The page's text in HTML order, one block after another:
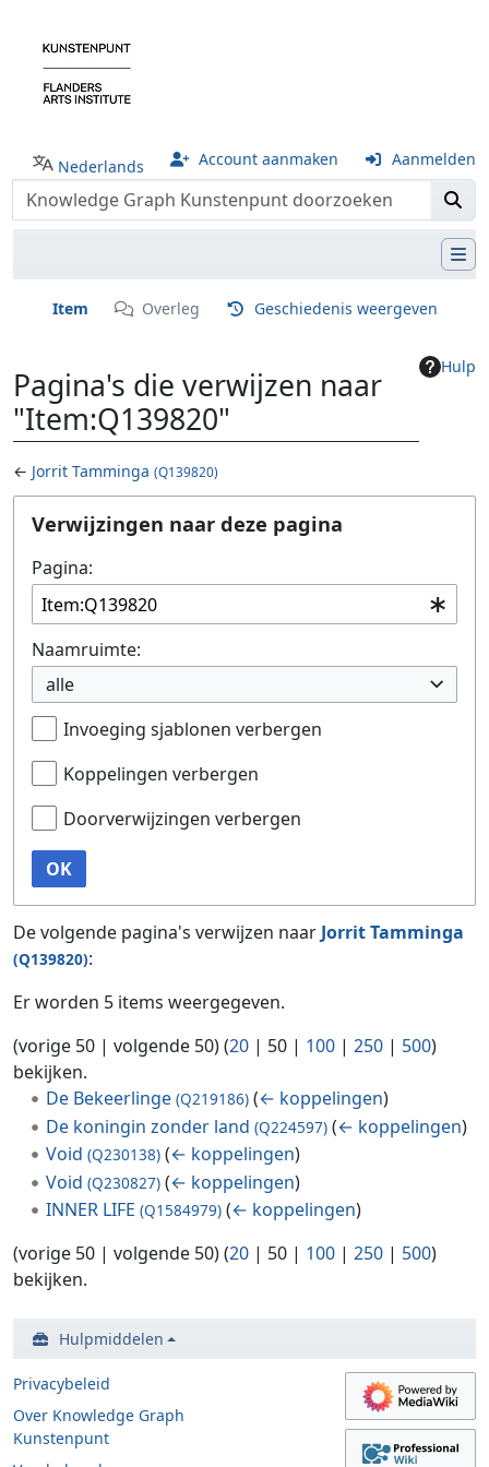
Nederlands Account aanmaken Aanmelden
Item Overleg Geschiedenis weergeven
Hulp
Pagina's die verwijzen naar
"Item:Q139820"
← Jorrit Tamminga (Q139820)
Ga naar:navigatie,zoeken
Verwijzingen naar deze pagina
Pagina:
Naamruimte:
alle
Invoeging sjablonen verbergen
Koppelingen verbergen
Doorverwijzingen verbergen
OK
De volgende pagina's verwijzen naar Jorrit Tamminga
(Q139820):
Er worden 5 items weergegeven.
(vorige 50 | volgende 50) (20 | 50 | 100 | 250 | 500)
bekijken.
De Bekeerlinge (Q219186) (← koppelingen)
De koningin zonder land (Q224597) (← koppelingen)
Void (Q230138) (← koppelingen)
Void (Q230827) (← koppelingen)
INNER LIFE (Q1584979) (← koppelingen)
(vorige 50 | volgende 50) (20 | 50 | 100 | 250 | 500)
bekijken.
Hulpmiddelen
Privacybeleid
Over Knowledge Graph
Kunstenpunt